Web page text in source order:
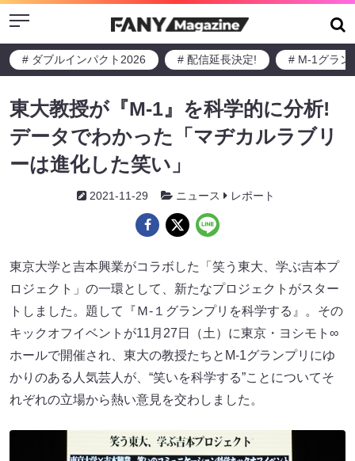
Menu
# ダブルインパクト2026 # 配信延長決定! # M-1グラン
東大教授が『M-1』を科学的に分析!
データでわかった「マヂカルラブリ
ーは進化した笑い」
2021-11-29 ニュース レポート
東京大学と吉本興業がコラボした「笑う東大、学ぶ吉本プ
ロジェクト」の一環として、新たなプロジェクトがスター
トしました。題して『Ｍ-１グランプリを科学する』。その
キックオフイベントが11月27日（土）に東京・ヨシモト∞
ホールで開催され、東大の教授たちとM-1グランプリにゆ
かりのある人気芸人が、“笑いを科学する”ことについてそ
れぞれの立場から熱い意見を交わしました。